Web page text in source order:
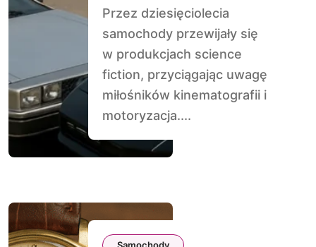
Przez dziesięciolecia
samochody przewijały się
w produkcjach science
fiction, przyciągając uwagę
miłośników kinematografii i
motoryzacja....